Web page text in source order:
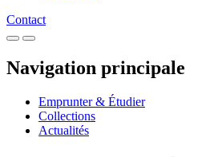
Contact
Navigation principale
Emprunter & Étudier
Collections
Actualités